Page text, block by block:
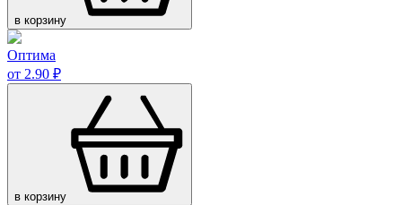
в корзину
Оптима
от 2.90 ₽
в корзину